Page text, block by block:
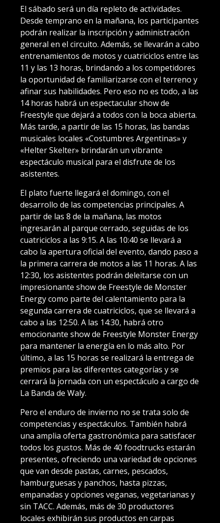
El sábado será un día repleto de actividades.
Desde temprano en la mañana, los participantes
podrán realizar la inscripción y administración
general en el circuito. Además, se llevarán a cabo
entrenamientos de motos y cuatriciclos entre las
11 y las 13 horas, brindando a los competidores
la oportunidad de familiarizarse con el terreno y
afinar sus habilidades. Pero eso no es todo, a las
14 horas habrá un espectacular show de
Freestyle que dejará a todos con la boca abierta.
Más tarde, a partir de las 15 horas, las bandas
musicales locales «Costumbres Argentinas» y
«Helter Skelter» brindarán un vibrante
espectáculo musical para el disfrute de los
asistentes.
El plato fuerte llegará el domingo, con el
desarrollo de las competencias principales. A
partir de las 8 de la mañana, las motos
ingresarán al parque cerrado, seguidas de los
cuatriciclos a las 9:15. A las 10:40 se llevará a
cabo la apertura oficial del evento, dando paso a
la primera carrera de motos a las 11 horas. A las
12:30, los asistentes podrán deleitarse con un
impresionante show de Freestyle de Monster
Energy como parte del calentamiento para la
segunda carrera de cuatriciclos, que se llevará a
cabo a las 12:50. A las 14:30, habrá otro
emocionante show de Freestyle Monster Energy
para mantener la energía en lo más alto. Por
último, a las 15 horas se realizará la entrega de
premios para las diferentes categorías y se
cerrará la jornada con un espectáculo a cargo de
La Banda de Waly.
Pero el enduro de invierno no se trata solo de
competencias y espectáculos. También habrá
una amplia oferta gastronómica para satisfacer
todos los gustos. Más de 40 foodtrucks estarán
presentes, ofreciendo una variedad de opciones
que van desde pastas, carnes, pescados,
hamburguesas y panchos, hasta pizzas,
empanadas y opciones veganas, vegetarianas y
sin TACC. Además, más de 30 productores
locales exhibirán sus productos en carpas